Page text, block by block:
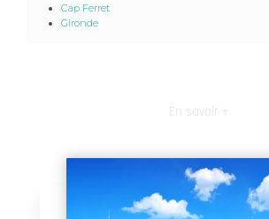
Cap Ferret
Gironde
En savoir +